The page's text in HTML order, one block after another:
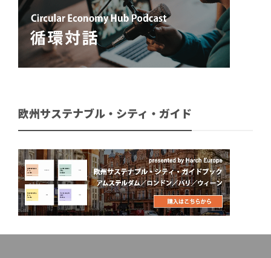
欧州サステナブル・シティ・ガイド